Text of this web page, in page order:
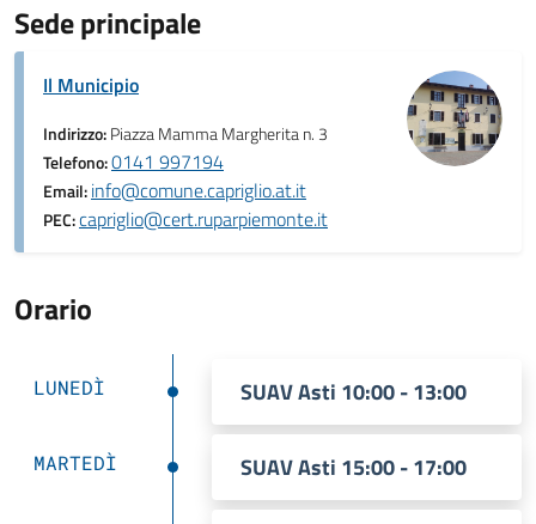
Sede principale
Il Municipio
Indirizzo:Piazza Mamma Margherita n. 3
Telefono:0141 997194
Email:info@comune.capriglio.at.it
PEC:capriglio@cert.ruparpiemonte.it
Orario
LUNEDÌ SUAV Asti 10:00 - 13:00
MARTEDÌ SUAV Asti 15:00 - 17:00